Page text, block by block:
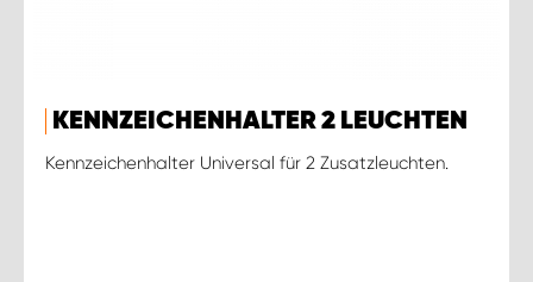
KENNZEICHENHALTER 2 LEUCHTEN
Kennzeichenhalter Universal für 2 Zusatzleuchten.